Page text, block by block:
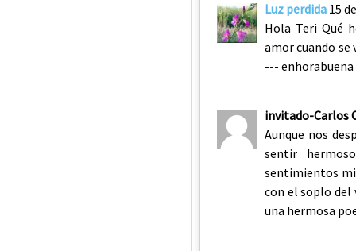
Luz perdida 15
Hola Teri Qué
amor cuando se
---
invitado-Carlos
Aunque nos
sentir
sentimientos
con el soplo del
una hermosa